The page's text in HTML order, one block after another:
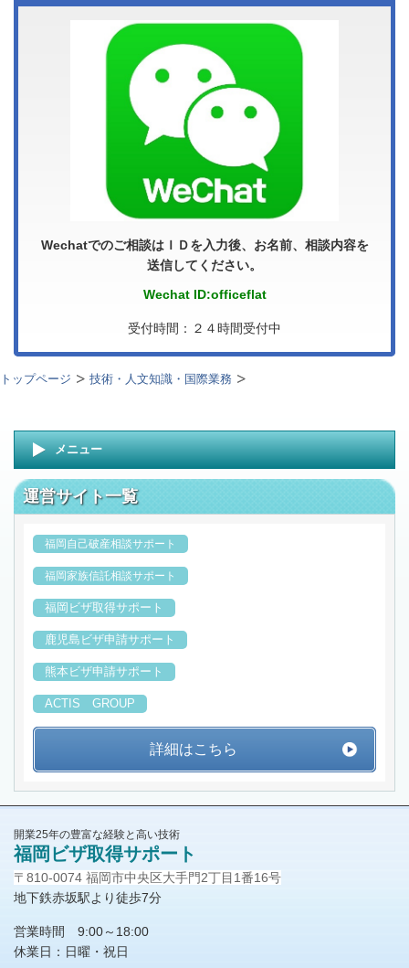
Wechatでのご相談はＩＤを入力後、お名前、相談内容を
送信してください。
Wechat ID:officeflat
受付時間：２４時間受付中
トップページ 技術・人文知識・国際業務
メニュー
運営サイト一覧
福岡自己破産相談サポート
福岡家族信託相談サポート
福岡ビザ取得サポート
鹿児島ビザ申請サポート
熊本ビザ申請サポート
ACTIS GROUP
詳細はこちら
開業25年の豊富な経験と高い技術
福岡ビザ取得サポート
〒810-0074 福岡市中央区大手門2丁目1番16号
地下鉄赤坂駅より徒歩7分
営業時間 9:00～18:00
休業日：日曜・祝日